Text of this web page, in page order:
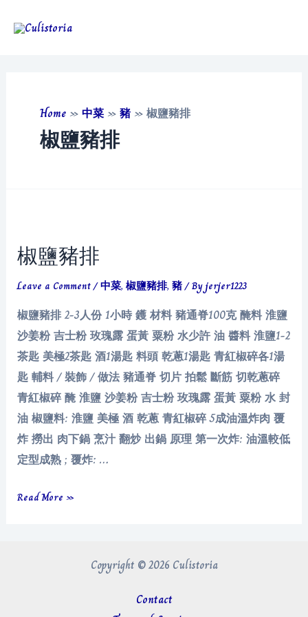
Home »中菜 »豬 »椒鹽豬排
椒鹽豬排
椒鹽豬排
Leave a Comment/中菜,椒鹽豬排,豬/ Byjerjer1223
椒鹽豬排 2-3人份 1小時 鑊 材料 豬通脊100克 醃料 淮鹽
沙姜粉 吉士粉 玫瑰露 蛋黃 粟粉 水少許 油 醬料 淮鹽1-2
茶匙 美極2茶匙 酒1湯匙 料頭 乾蔥1湯匙 青紅椒碎各1湯
匙 輔料 / 裝飾 / 做法 豬通脊 切片 拍鬆 斷筋 切乾蔥碎
青紅椒碎 醃 淮鹽 沙姜粉 吉士粉 玫瑰露 蛋黃 粟粉 水 封
油 椒鹽料: 淮鹽 美極 酒 乾蔥 青紅椒碎 5成油溫炸肉 覆
炸 撈出 肉下鍋 烹汁 翻炒 出鍋 原理 第一次炸: 油溫較低
定型成熟 ; 覆炸: …
椒
Read More »
Copyright © 2026 Culistoria
Contact